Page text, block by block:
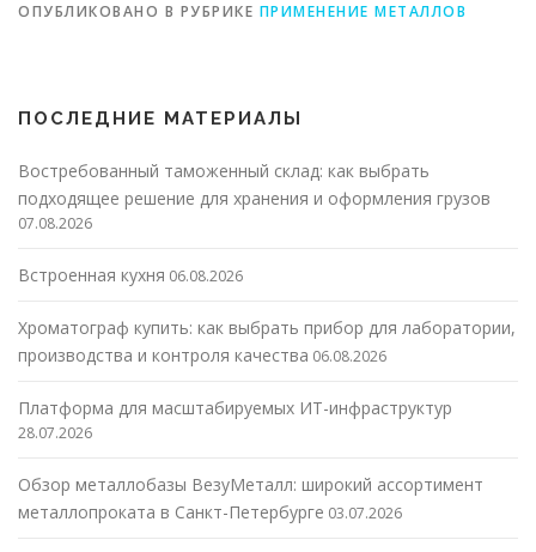
ОПУБЛИКОВАНО В РУБРИКЕ ПРИМЕНЕНИЕ МЕТАЛЛОВ
ПОСЛЕДНИЕ МАТЕРИАЛЫ
Востребованный таможенный склад: как выбрать
подходящее решение для хранения и оформления грузов
07.08.2026
Встроенная кухня 06.08.2026
Хроматограф купить: как выбрать прибор для лаборатории,
производства и контроля качества 06.08.2026
Платформа для масштабируемых ИТ-инфраструктур
28.07.2026
Обзор металлобазы ВезуМеталл: широкий ассортимент
металлопроката в Санкт-Петербурге 03.07.2026